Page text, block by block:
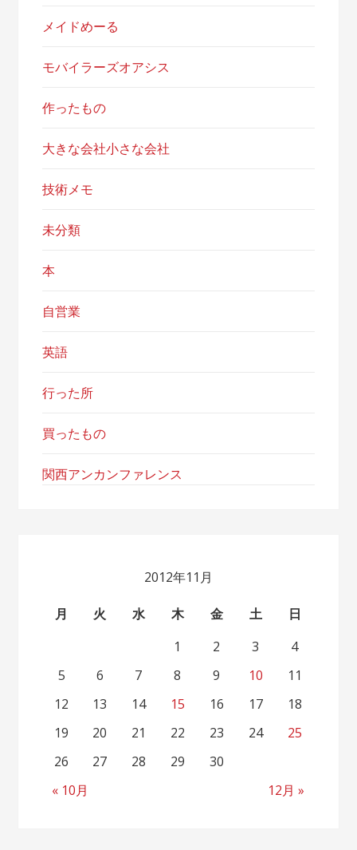
メイドめーる
モバイラーズオアシス
作ったもの
大きな会社小さな会社
技術メモ
未分類
本
自営業
英語
行った所
買ったもの
関西アンカンファレンス
2012年11月
月 火 水 木 金 土 日
« 10月 12月 »
1 2 3
4
5
6 7 8 9 10
11
12
13 14 15 16 17
18
19
20 21 22 23 24
25
26
27 28 29 30